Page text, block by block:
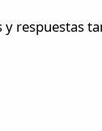
respuestas